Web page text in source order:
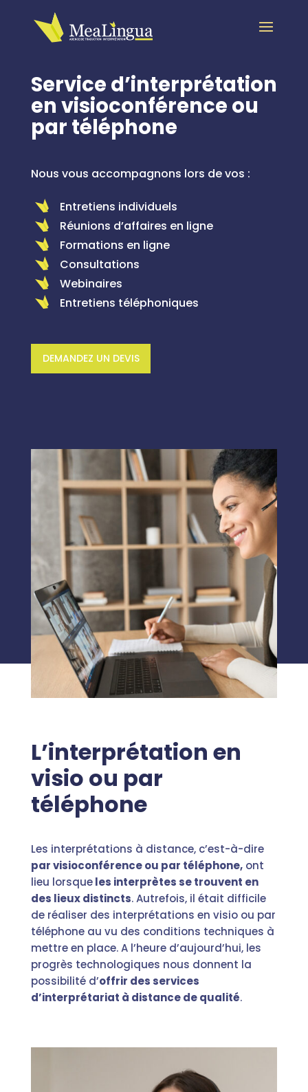
Service d’interprétation
en visioconférence ou
par téléphone
Nous vous accompagnons lors de vos :
Entretiens individuels
Réunions d’affaires en ligne
Formations en ligne
Consultations
Webinaires
Entretiens téléphoniques
DEMANDEZ UN DEVIS
L’interprétation en
visio ou par
téléphone
Les interprétations à distance, c’est-à-dire
par visioconférence ou par téléphone,ont
lieu lorsqueles interprètes se trouvent en
des lieux distincts. Autrefois, il était difficile
de réaliser des interprétations en visio ou par
téléphone au vu des conditions techniques à
mettre en place. A l’heure d’aujourd’hui, les
progrès technologiques nous donnent la
possibilité d’offrir des services
d’interprétariat à distance de qualité.